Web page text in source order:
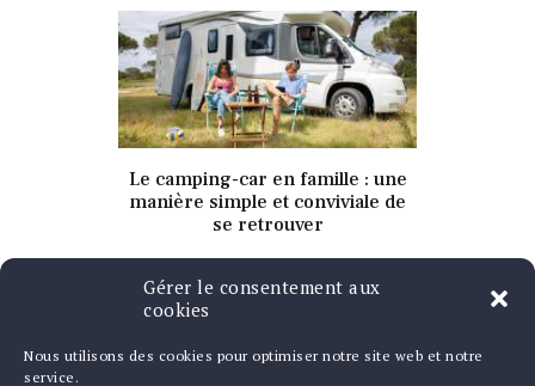
Gérer le consentement aux
cookies
Nous utilisons des cookies pour optimiser notre site web et notre
service.
342 Views 0Likes
Le camping-car en famille : une
manière simple et conviviale de
se retrouver